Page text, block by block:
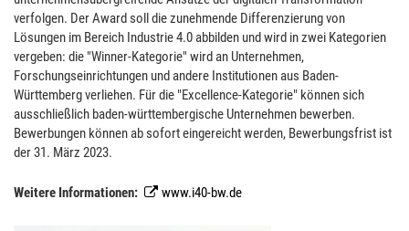
verfolgen. Der Award soll die zunehmende Differenzierung von
Lösungen im Bereich Industrie 4.0 abbilden und wird in zwei Kategorien
vergeben: die "Winner-Kategorie" wird an Unternehmen,
Forschungseinrichtungen und andere Institutionen aus Baden-
Württemberg verliehen. Für die "Excellence-Kategorie" können sich
ausschließlich baden-württembergische Unternehmen bewerben.
Bewerbungen können ab sofort eingereicht werden, Bewerbungsfrist ist
der 31. März 2023.
Weitere Informationen: www.i40-bw.de